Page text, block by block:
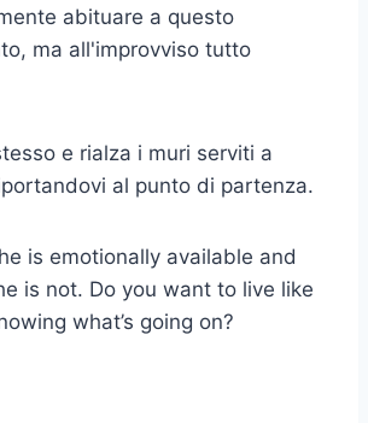
abituare a questo
ma all'improvviso tutto
e rialza i muri serviti a
al punto di partenza.
is emotionally available and
is not. Do you want to live like
what’s going on?